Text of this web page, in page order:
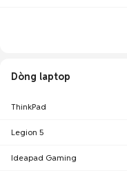
Dòng laptop
ThinkPad
Legion 5
Ideapad Gaming